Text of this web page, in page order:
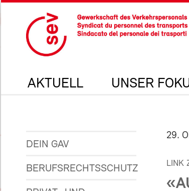
AKTUELL UNSER
DEIN GAV
BERUFSRECHTSSCHUTZ
29.
LINK